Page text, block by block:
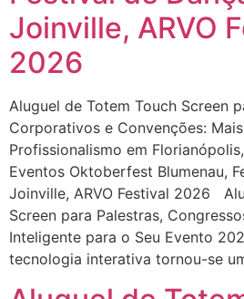
Joinville, ARVO
2026
Aluguel de Totem Touch Screen
Corporativos e Convenções:
Profissionalismo em
Eventos Oktoberfest Blumenau,
Joinville, ARVO Festival 2026
Screen para Palestras,
Inteligente para o Seu Evento
tecnologia interativa tornou-se